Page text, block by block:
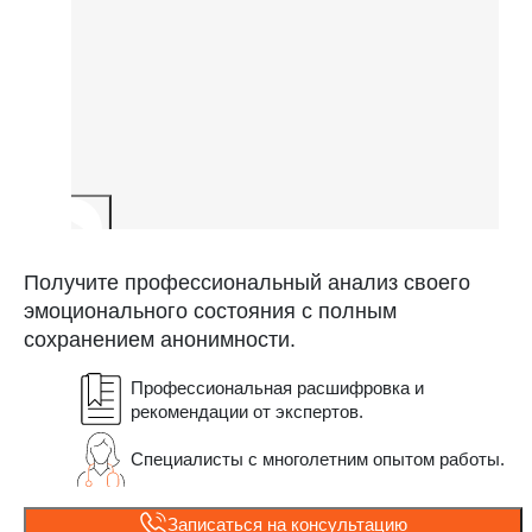
Получите профессиональный анализ своего
эмоционального состояния с полным
сохранением анонимности.
Профессиональная расшифровка и
рекомендации от экспертов.
Специалисты с многолетним опытом работы.
Записаться на консультацию